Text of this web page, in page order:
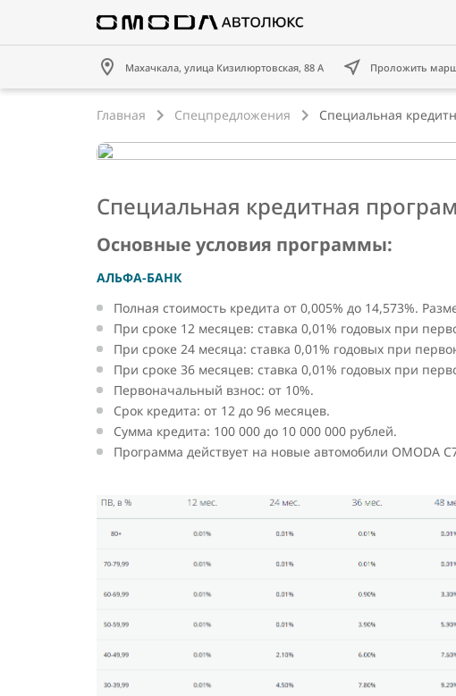
Махачкала, улица Кизилюртовская, 88 А Проложить
Главная Спецпредложения Специальная
Специальная кредитная
Основные условия программы:
АЛЬФА-БАНК
Полная стоимость кредита от 0,005% до 14,573%.
При сроке 12 месяцев: ставка 0,01% годовых при
При сроке 24 месяца: ставка 0,01% годовых при
При сроке 36 месяцев: ставка 0,01% годовых при
Первоначальный взнос: от 10%.
Срок кредита: от 12 до 96 месяцев.
Сумма кредита: 100 000 до 10 000 000 рублей.
Программа действует на новые автомобили OMODA